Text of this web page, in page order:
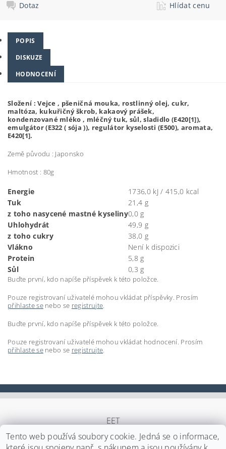
Dotaz
Hlídat cenu
POPIS
DISKUZE
HODNOCENÍ
Složení :Vejce , pšeničná mouka, rostlinný olej, cukr,
maltóza, kukuřičný škrob, kakaový prášek,
kondenzované mléko , mléčnýtuk, sůl, sladidlo (E420[1]),
emulgátor (E322 ( sója )), regulátor kyselosti (E500), aromata,
E420[1].
Země původu : Japonsko
Hmotnost : 80g
Energie
1736,0 kJ / 415,0 kcal
Tuk
21,4 g
z toho nasycené mastné kyseliny0,0 g
Uhlohydrát
49,9 g
z toho cukry
38,0 g
Vlákno
Není k dispozici
Protein
5,8 g
Sůl
0,3 g
Buďte první, kdo napíše příspěvek k této položce.
Pouze registrovaní uživatelé mohou vkládat příspěvky. Prosím
přihlaste senebo se registrujte.
Buďte první, kdo napíše příspěvek k této položce.
Pouze registrovaní uživatelé mohou vkládat hodnocení. Prosím
přihlaste senebo se registrujte.
EET
Tento web používá soubory cookie. Jedná se o informace,